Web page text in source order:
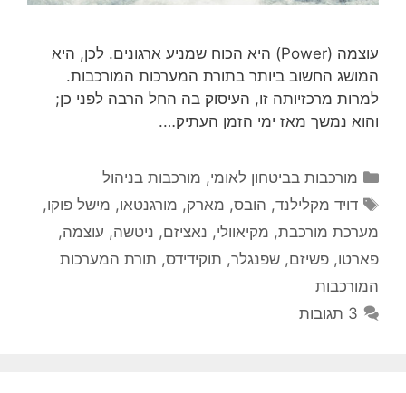
עוצמה (Power) היא הכוח שמניע ארגונים. לכן, היא
המושג החשוב ביותר בתורת המערכות המורכבות.
למרות מרכזיותה זו, העיסוק בה החל הרבה לפני כן;
והוא נמשך מאז ימי הזמן העתיק….
קטגוריות
מורכבות בביטחון לאומי, מורכבות בניהול
תגיות
דויד מקלילנד, הובס, מארק, מורגנטאו, מישל פוקו,
מערכת מורכבת, מקיאוולי, נאציזם, ניטשה, עוצמה,
פארטו, פשיזם, שפנגלר, תוקידידס, תורת המערכות
המורכבות
3 תגובות